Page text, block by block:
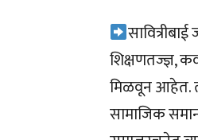
शिक्षणतज्ज्ञ,
मिळवून आहेत.
सामाजिक